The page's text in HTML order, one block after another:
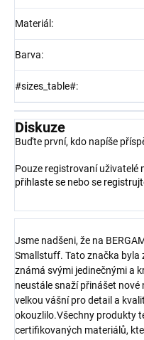
Materiál :
Barva:
#sizes_table#:
Diskuze
Buďte první, kdo napíše
Pouze registrovaní uživatelé
přihlaste se nebo se
Jsme nadšeni, že na
Smallstuff. Tato značka byla
známá svými jedinečnými a
neustále snaží přinášet nové
velkou vášní pro detail a
okouzlilo.Všechny produkty
certifikovaných materiálů,